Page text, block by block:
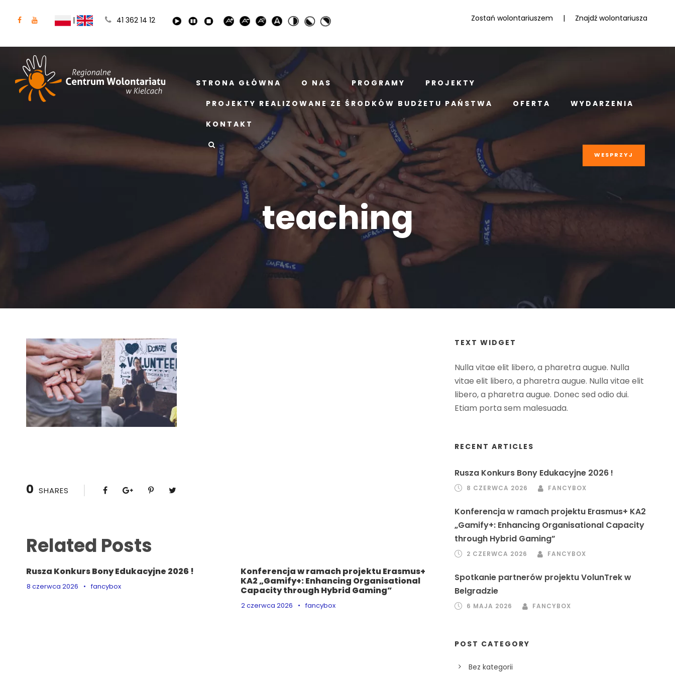
| 41 362 14 12 Zostań wolontariuszem | Znajdź wolontariusza
STRONA GŁÓWNA O NAS PROGRAMY PROJEKTY
PROJEKTY REALIZOWANE ZE ŚRODKÓW BUDŻETU PAŃSTWA OFERTA WYDARZENIA
KONTAKT
WESPRZYJ
teaching
0 SHARES
Related Posts
Rusza Konkurs Bony Edukacyjne 2026 !
8 czerwca 2026 • fancybox
Konferencja w ramach projektu Erasmus+
KA2 „Gamify+: Enhancing Organisational
Capacity through Hybrid Gaming”
2 czerwca 2026 • fancybox
TEXT WIDGET
Nulla vitae elit libero, a pharetra augue. Nulla
vitae elit libero, a pharetra augue. Nulla vitae elit
libero, a pharetra augue. Donec sed odio dui.
Etiam porta sem malesuada.
RECENT ARTICLES
Rusza Konkurs Bony Edukacyjne 2026 !
8 CZERWCA 2026 FANCYBOX
Konferencja w ramach projektu Erasmus+ KA2
„Gamify+: Enhancing Organisational Capacity
through Hybrid Gaming”
2 CZERWCA 2026 FANCYBOX
Spotkanie partnerów projektu VolunTrek w
Belgradzie
6 MAJA 2026 FANCYBOX
POST CATEGORY
Bez kategorii